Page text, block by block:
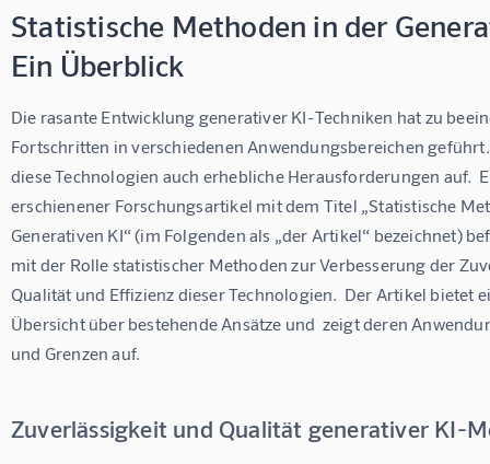
Statistische Methoden in der
Ein Überblick
Die rasante Entwicklung generativer KI-Techniken hat zu
Fortschritten in verschiedenen Anwendungsbereichen
diese Technologien auch erhebliche Herausforderungen auf.
erschienener Forschungsartikel mit dem Titel „Statistische
Generativen KI“ (im Folgenden als „der Artikel“ bezeichnet)
mit der Rolle statistischer Methoden zur Verbesserung der
Qualität und Effizienz dieser Technologien.  Der Artikel bietet
Übersicht über bestehende Ansätze und  zeigt deren
und Grenzen auf.
Zuverlässigkeit und Qualität generativer KI-